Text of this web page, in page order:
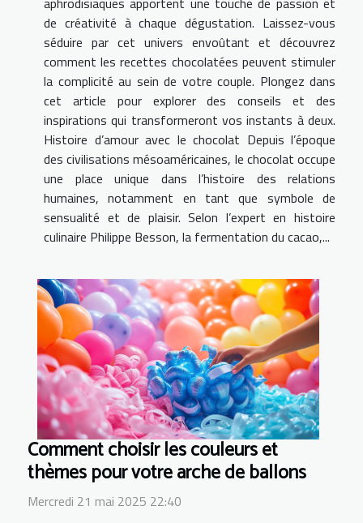
de créativité à chaque dégustation. Laissez-vous
séduire par cet univers envoûtant et découvrez
comment les recettes chocolatées peuvent stimuler
la complicité au sein de votre couple. Plongez dans
cet article pour explorer des conseils et des
inspirations qui transformeront vos instants à deux.
Histoire d’amour avec le chocolat Depuis l’époque
des civilisations mésoaméricaines, le chocolat occupe
une place unique dans l’histoire des relations
humaines, notamment en tant que symbole de
sensualité et de plaisir. Selon l’expert en histoire
culinaire Philippe Besson, la fermentation du cacao,...
Comment choisir les couleurs et
thèmes pour votre arche de ballons
Mercredi 21 mai 2025 22:40